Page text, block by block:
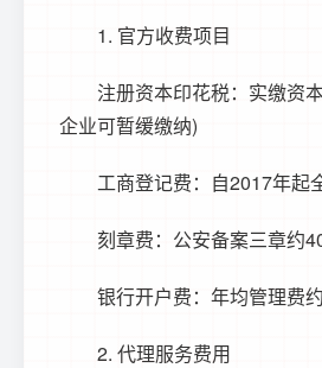
1. 官方收费项目
注册资本印花税：实缴资
企业可暂缓缴纳)
工商登记费：自2017年起
刻章费：公安备案三章约
银行开户费：年均管理费
2. 代理服务费用